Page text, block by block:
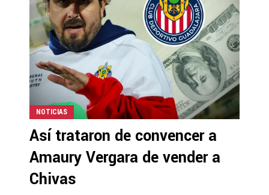
NOTICIAS
Así trataron de convencer a
Amaury Vergara de vender a
Chivas